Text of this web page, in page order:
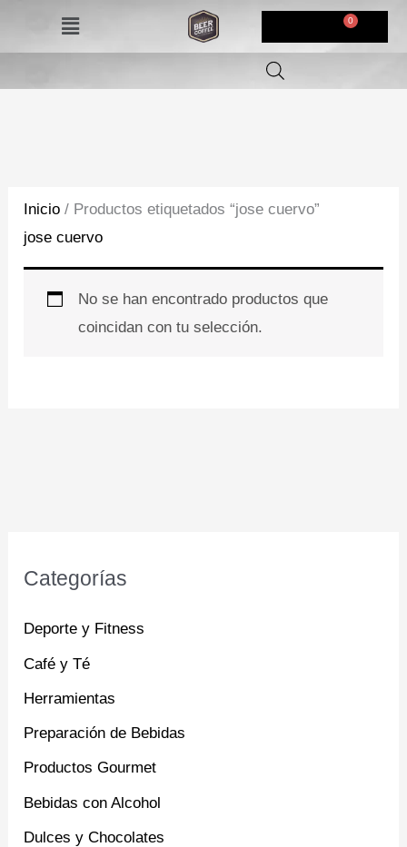
Menú
Categorías
Deporte y Fitness
Café y Té
Herramientas
Preparación de Bebidas
Productos Gourmet
Bebidas con Alcohol
Dulces y Chocolates
Inicio / Productos etiquetados “jose cuervo”
jose cuervo
No se han encontrado productos que
coincidan con tu selección.